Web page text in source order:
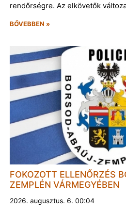
rendőrségre. Az elkövetők
BŐVEBBEN »
FOKOZOTT ELLENŐRZÉS
ZEMPLÉN VÁRMEGYÉBEN
2026. augusztus. 6. 00:04